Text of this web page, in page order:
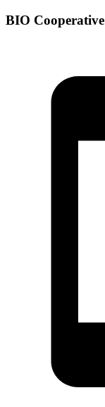
BIO Cooperative